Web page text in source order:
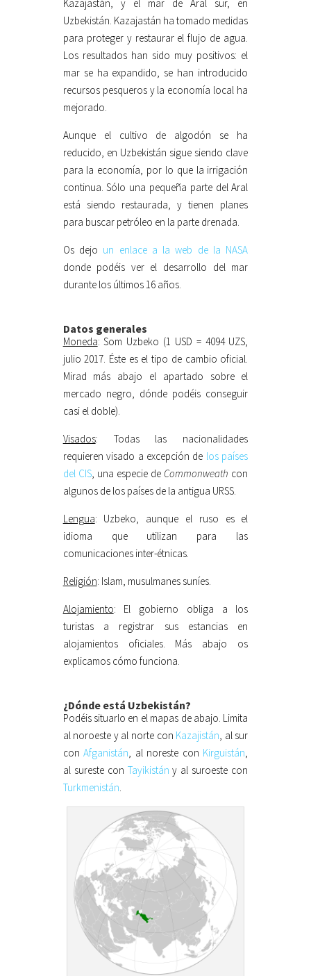
Kazajastán, y el mar de Aral sur, en
Uzbekistán. Kazajastán ha tomado medidas
para proteger y restaurar el flujo de agua.
Los resultados han sido muy positivos: el
mar se ha expandido, se han introducido
recursos pesqueros y la economía local ha
mejorado.
Aunque el cultivo de algodón se ha
reducido, en Uzbekistán sigue siendo clave
para la economía, por lo que la irrigación
continua. Sólo una pequeña parte del Aral
está siendo restaurada, y tienen planes
para buscar petróleo en la parte drenada.
Os dejo un enlace a la web de la NASA
donde podéis ver el desarrollo del mar
durante los últimos 16 años.
Datos generales
Moneda: Som Uzbeko (1 USD = 4094 UZS,
julio 2017. Éste es el tipo de cambio oficial.
Mirad más abajo el apartado sobre el
mercado negro, dónde podéis conseguir
casi el doble).
Visados: Todas las nacionalidades
requieren visado a excepción de los países
del CIS, una especie deCommonweath con
algunos de los países de la antigua URSS.
Lengua: Uzbeko, aunque el ruso es el
idioma que utilizan para las
comunicaciones inter-étnicas.
Religión: Islam, musulmanes suníes.
Alojamiento: El gobierno obliga a los
turistas a registrar sus estancias en
alojamientos oficiales. Más abajo os
explicamos cómo funciona.
¿Dónde está Uzbekistán?
Podéis situarlo en el mapas de abajo. Limita
al noroeste y al norte con Kazajistán, al sur
conAfganistán, al noreste con Kirguistán,
al sureste con Tayikistán y al suroeste con
Turkmenistán.